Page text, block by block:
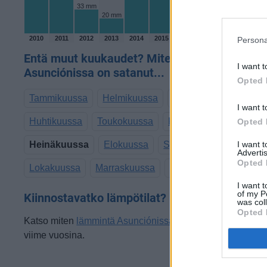
I want
Opted
I want
Opted
I want
Opted
I want
of my
was
Opted
33 mm
20 mm
2010 2011 2012 2013 2014 2015 2018 2019
Entä muut kuukaudet? Miten paljon
Asunciónissa on satanut...
Tammikuussa Helmikuussa
Huhtikuussa Toukokuussa
Heinäkuussa Elokuussa Syyskuussa
Lokakuussa Marraskuussa
Kiinnostavatko lämpötilat?
Katso miten lämmintä Asunciónissa on ollut heinakuussa
viime vuosina.